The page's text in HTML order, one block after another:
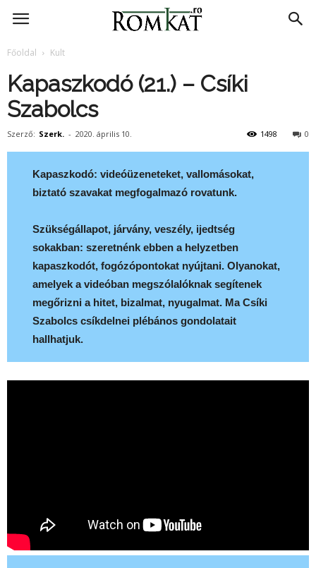
RomKat.ro
Főoldal Kult
Kapaszkodó (21.) – Csíki
Szabolcs
Szerző: Szerk. - 2020. április 10. 0
1498
Kapaszkodó: videóüzeneteket, vallomásokat,
biztató szavakat megfogalmazó rovatunk.
Szükségállapot, járvány, veszély, ijedtség
sokakban: szeretnénk ebben a helyzetben
kapaszkodót, fogózópontokat nyújtani. Olyanokat,
amelyek a videóban megszólalóknak segítenek
megőrizni a hitet, bizalmat, nyugalmat. Ma Csíki
Szabolcs csíkdelnei plébános gondolatait
hallhatjuk.